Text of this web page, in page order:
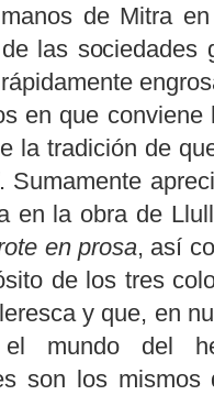
de Mitra
las sociedades
en que
la tradición de
Sumamente
en la obra de
en prosa, así
de los tres
y que, en
el mundo del
son los